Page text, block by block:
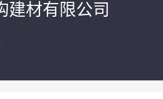
建材有限公司